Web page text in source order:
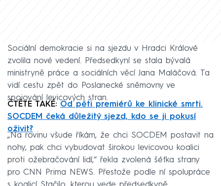
Sociální demokracie si na sjezdu v Hradci Králové
zvolila nové vedení. Předsedkyní se stala bývalá
ministryně práce a sociálních věcí Jana Maláčová. Ta
vidí cestu zpět do Poslanecké sněmovny ve
spojování levicových stran.
ČTĚTE TAKÉ: Od pěti premiérů ke klinické smrti.
SOCDEM čeká důležitý sjezd, kdo se ji pokusí
oživit?
„Na rovinu všude říkám, že chci SOCDEM postavit na
nohy, pak chci vybudovat širokou levicovou koalici
proti ožebračování lidí,“ řekla zvolená šéfka strany
pro CNN Prima NEWS. Přestože podle ní spolupráce